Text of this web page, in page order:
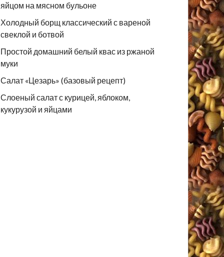
яйцом на мясном бульоне
Холодный борщ классический с вареной
свеклой и ботвой
Простой домашний белый квас из ржаной
муки
Салат «Цезарь» (базовый рецепт)
Слоеный салат с курицей, яблоком,
кукурузой и яйцами